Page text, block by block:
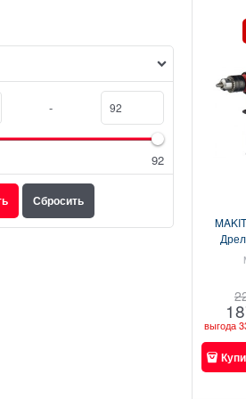
-
92
выгода